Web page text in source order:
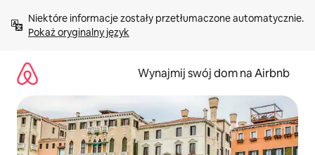
treści Pokaż oryginalny język
Wynajmij swój dom na Airbnb